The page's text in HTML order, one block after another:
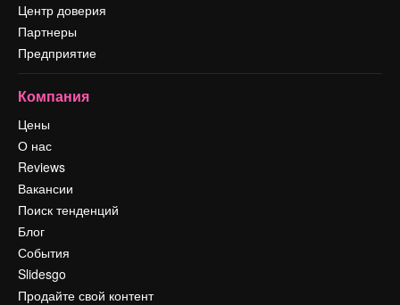
Центр доверия
Партнеры
Предприятие
Компания
Цены
О нас
Reviews
Вакансии
Поиск тенденций
Блог
События
Slidesgo
Продайте свой контент